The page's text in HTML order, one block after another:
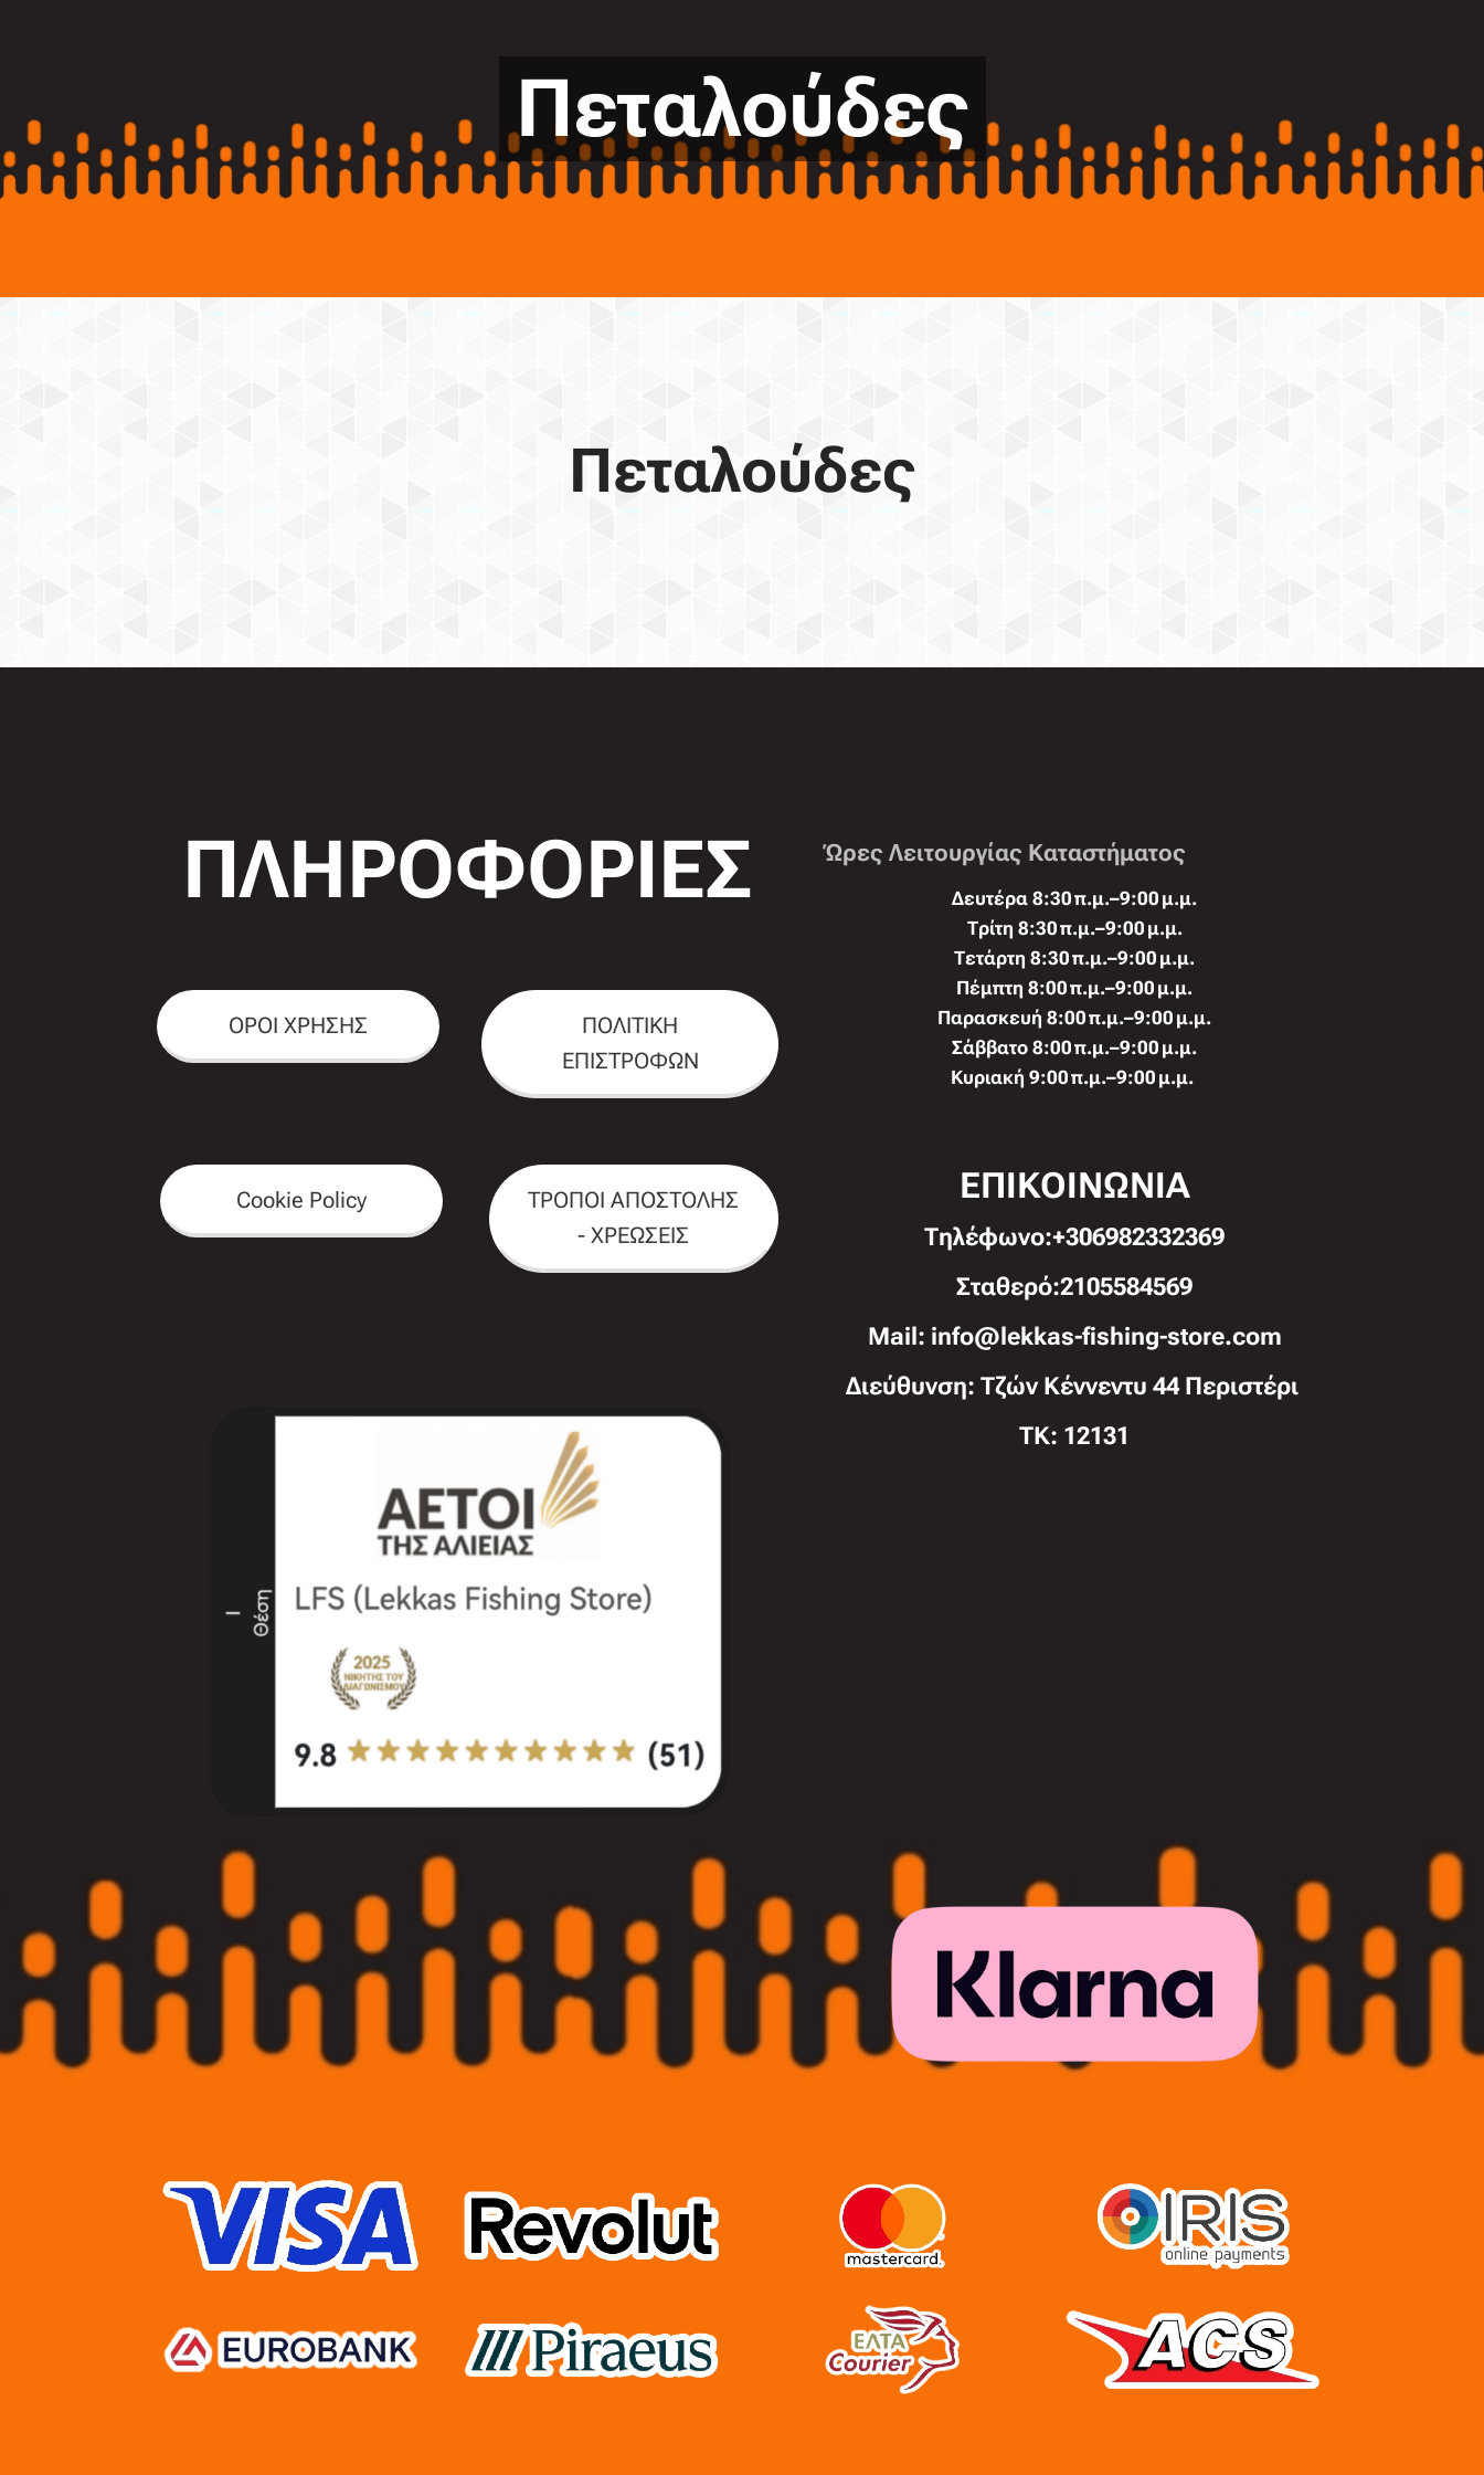
Πεταλούδες
Πεταλούδες
ΠΛΗΡΟΦΟΡΙΕΣ
ΟΡΟΙ ΧΡΗΣΗΣ
ΠΟΛΙΤΙΚΗ
ΕΠΙΣΤΡΟΦΩΝ
Cookie Policy
ΤΡΟΠΟΙ ΑΠΟΣΤΟΛΗΣ
- ΧΡΕΩΣΕΙΣ
Ώρες Λειτουργίας Καταστήματος
Δευτέρα 8:30 π.μ.–9:00 μ.μ.
Τρίτη 8:30 π.μ.–9:00 μ.μ.
Τετάρτη 8:30 π.μ.–9:00 μ.μ.
Πέμπτη 8:00 π.μ.–9:00 μ.μ.
Παρασκευή 8:00 π.μ.–9:00 μ.μ.
Σάββατο 8:00 π.μ.–9:00 μ.μ.
Κυριακή 9:00 π.μ.–9:00 μ.μ.
ΕΠΙΚΟΙΝΩΝΙΑ
Τηλέφωνo:+306982332369
Σταθερό:2105584569
Mail: info@lekkas-fishing-store.com
Διεύθυνση: Τζών Κέννεντυ 44 Περιστέρι
TK: 12131